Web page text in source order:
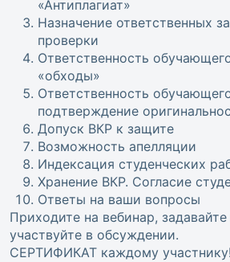
«Антиплагиат»
Назначение ответственных
проверки
Ответственность
«обходы»
Ответственность
подтверждение
Допуск ВКР к защите
Возможность апелляции
Индексация студенческих
Хранение ВКР. Согласие
Ответы на ваши вопросы
Приходите на вебинар,
участвуйте в обсуждении.
СЕРТИФИКАТ каждому участнику!